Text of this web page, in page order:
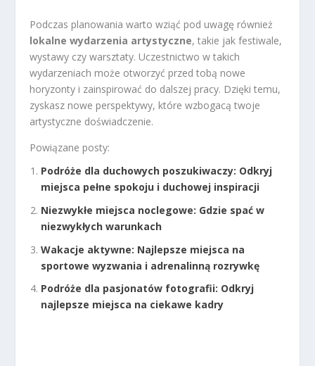
Podczas planowania warto wziąć pod uwagę również
lokalne wydarzenia artystyczne, takie jak festiwale,
wystawy czy warsztaty. Uczestnictwo w takich
wydarzeniach może otworzyć przed tobą nowe
horyzonty i zainspirować do dalszej pracy. Dzięki temu,
zyskasz nowe perspektywy, które wzbogacą twoje
artystyczne doświadczenie.
Powiązane posty:
Podróże dla duchowych poszukiwaczy: Odkryj
miejsca pełne spokoju i duchowej inspiracji
Niezwykłe miejsca noclegowe: Gdzie spać w
niezwykłych warunkach
Wakacje aktywne: Najlepsze miejsca na
sportowe wyzwania i adrenalinną rozrywkę
Podróże dla pasjonatów fotografii: Odkryj
najlepsze miejsca na ciekawe kadry